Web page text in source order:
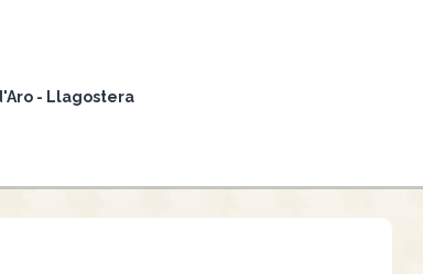
- Llagostera